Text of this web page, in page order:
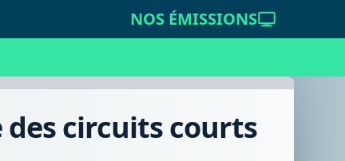
NOS ÉMISSIONS
des circuits courts